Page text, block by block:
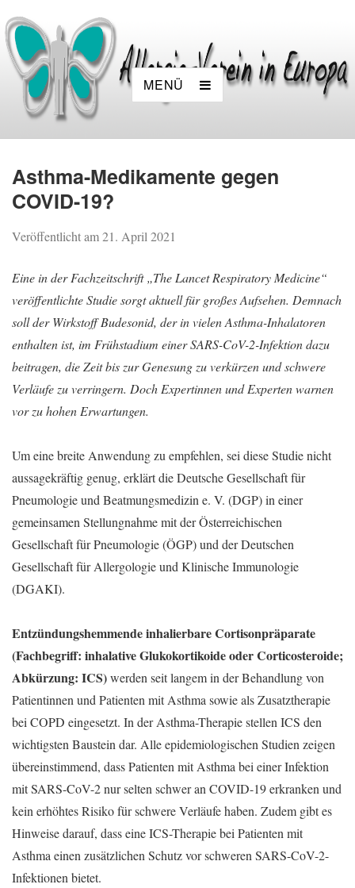
MENÜ
Asthma-Medikamente gegen
COVID-19?
Veröffentlicht am21. April 2021
Eine in der Fachzeitschrift „The Lancet Respiratory Medicine“
veröffentlichte Studie sorgt aktuell für großes Aufsehen. Demnach
soll der Wirkstoff Budesonid, der in vielen Asthma-Inhalatoren
enthalten ist, im Frühstadium einer SARS-CoV-2-Infektion dazu
beitragen, die Zeit bis zur Genesung zu verkürzen und schwere
Verläufe zu verringern. Doch Expertinnen und Experten warnen
vor zu hohen Erwartungen.
Um eine breite Anwendung zu empfehlen, sei diese Studie nicht
aussagekräftig genug, erklärt die Deutsche Gesellschaft für
Pneumologie und Beatmungsmedizin e. V. (DGP) in einer
gemeinsamen Stellungnahme mit der Österreichischen
Gesellschaft für Pneumologie (ÖGP) und der Deutschen
Gesellschaft für Allergologie und Klinische Immunologie
(DGAKI).
Entzündungshemmende inhalierbare Cortisonpräparate
(Fachbegriff: inhalative Glukokortikoide oder Corticosteroide;
Abkürzung: ICS)werden seit langem in der Behandlung von
Patientinnen und Patienten mit Asthma sowie als Zusatztherapie
bei COPD eingesetzt. In der Asthma-Therapie stellen ICS den
wichtigsten Baustein dar. Alle epidemiologischen Studien zeigen
übereinstimmend, dass Patienten mit Asthma bei einer Infektion
mit SARS-CoV-2 nur selten schwer an COVID-19 erkranken und
kein erhöhtes Risiko für schwere Verläufe haben. Zudem gibt es
Hinweise darauf, dass eine ICS-Therapie bei Patienten mit
Asthma einen zusätzlichen Schutz vor schweren SARS-CoV-2-
Infektionen bietet.